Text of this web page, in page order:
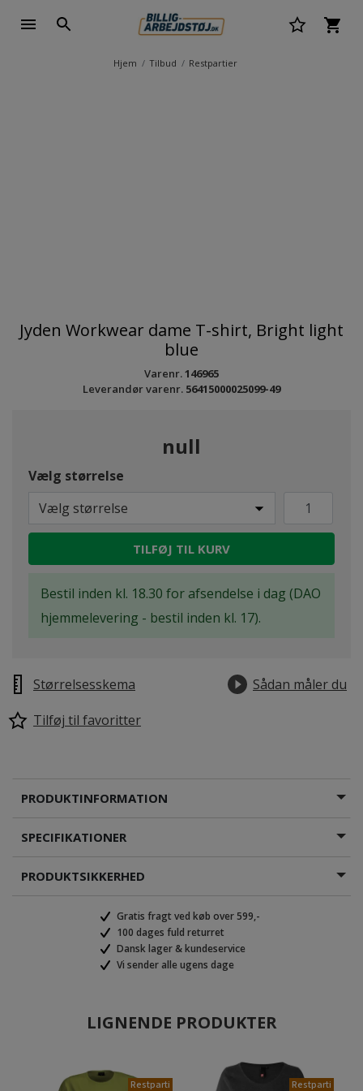
Hjem Tilbud Restpartier
Jyden Workwear dame T-shirt, Bright light
blue
Varenr.146965
Leverandør varenr. 56415000025099-49
null
Vælg størrelse
Vælg størrelse
TILFØJ TIL KURV
Bestil inden kl. 18.30 for afsendelse i dag (DAO
hjemmelevering - bestil inden kl. 17).
Størrelsesskema
Sådan måler du
Tilføj til favoritter
PRODUKTINFORMATION
SPECIFIKATIONER
PRODUKTSIKKERHED
Gratis fragt ved køb over 599,-
100 dages fuld returret
Dansk lager & kundeservice
Vi sender alle ugens dage
LIGNENDE PRODUKTER
Restparti
Restparti